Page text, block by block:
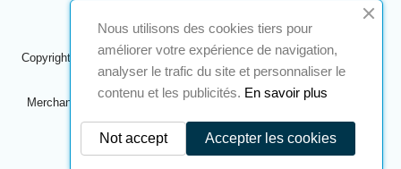
Copyright © 2024 A2S ATEX. Tutti i diritti riservati. Una realizzazione
Navilog
Merchant approvato dall'ovvia opinione della società, Clicca qui per
controllare.
Nous utilisons des cookies tiers pour
améliorer votre expérience de navigation,
analyser le trafic du site et personnaliser le
contenu et les publicités. En savoir plus
Accepter les cookies
Not accept